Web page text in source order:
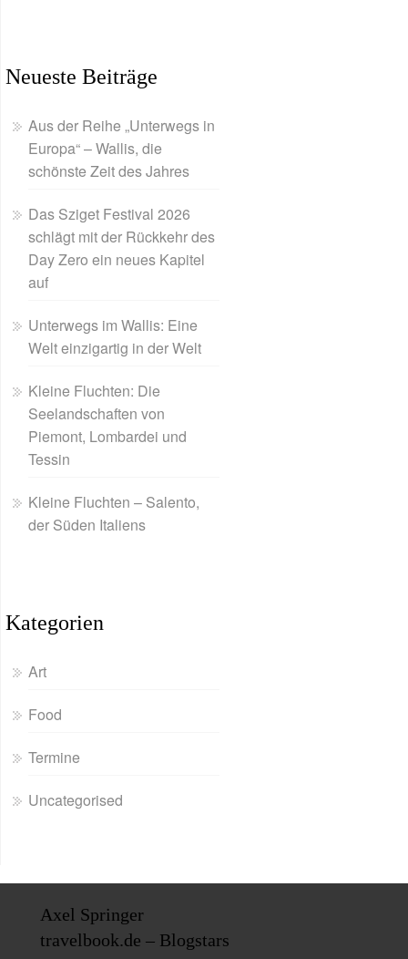
Neueste Beiträge
Aus der Reihe „Unterwegs in
Europa“ – Wallis, die
schönste Zeit des Jahres
Das Sziget Festival 2026
schlägt mit der Rückkehr des
Day Zero ein neues Kapitel
auf
Unterwegs im Wallis: Eine
Welt einzigartig in der Welt
Kleine Fluchten: Die
Seelandschaften von
Piemont, Lombardei und
Tessin
Kleine Fluchten – Salento,
der Süden Italiens
Kategorien
Art
Food
Termine
Uncategorised
Axel Springer
travelbook.de – Blogstars